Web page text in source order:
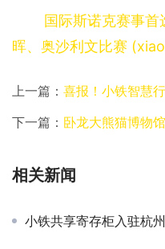
国际斯诺克赛事
晖、奥沙利文比赛
上一篇： 喜报！小铁智慧行
下一篇： 卧龙大熊猫博物馆合作
相关新闻
小铁共享寄存柜入驻杭